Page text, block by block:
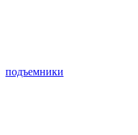
подъемники